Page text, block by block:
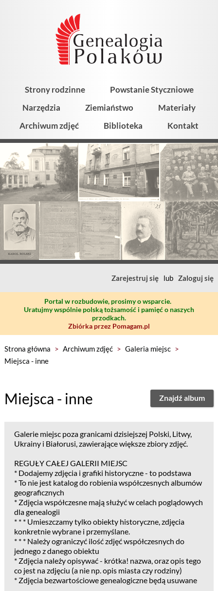
Strony rodzinne
Powstanie Styczniowe
Narzędzia
Ziemiaństwo
Materiały
Archiwum zdjęć
Biblioteka Kontakt
Zarejestruj się lub Zaloguj się
Portal w rozbudowie, prosimy o wsparcie.
Uratujmy wspólnie polską tożsamość i pamięć o naszych
przodkach.
Zbiórka przez Pomagam.pl
Strona główna > Archiwum zdjęć > Galeria miejsc >
Miejsca - inne
Miejsca - inne Znajdź album
Galerie miejsc poza granicami dzisiejszej Polski, Litwy,
Ukrainy i Białorusi, zawierające większe zbiory zdjęć.
REGUŁY CAŁEJ GALERII MIEJSC
* Dodajemy zdjęcia i grafiki historyczne - to podstawa
* To nie jest katalog do robienia współczesnych albumów
geograficznych
* Zdjęcia współczesne mają służyć w celach poglądowych
dla genealogii
* * * Umieszczamy tylko obiekty historyczne, zdjęcia
konkretnie wybrane i przemyślane.
* * * Należy ograniczyć ilość zdjęć współczesnych do
jednego z danego obiektu
* Zdjęcia należy opisywać - krótka! nazwa, oraz opis tego
co jest na zdjęciu (a nie np. opis miasta czy rodziny)
* Zdjęcia bezwartościowe genealogiczne będą usuwane